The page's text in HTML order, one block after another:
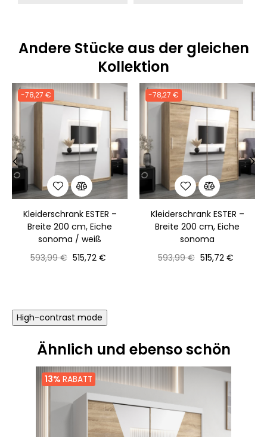
Andere Stücke aus der gleichen
Kollektion
-78,27 €
Kleiderschrank ESTER –
Breite 200 cm, Eiche
sonoma / weiß
Normaler
593,99 € Preis
515,72 €
-78,27 €
Kleiderschrank ESTER –
Breite 200 cm, Eiche
sonoma
Normaler
593,99 € Preis
515,72 €
High-contrast mode
Ähnlich und ebenso schön
13% RABATT